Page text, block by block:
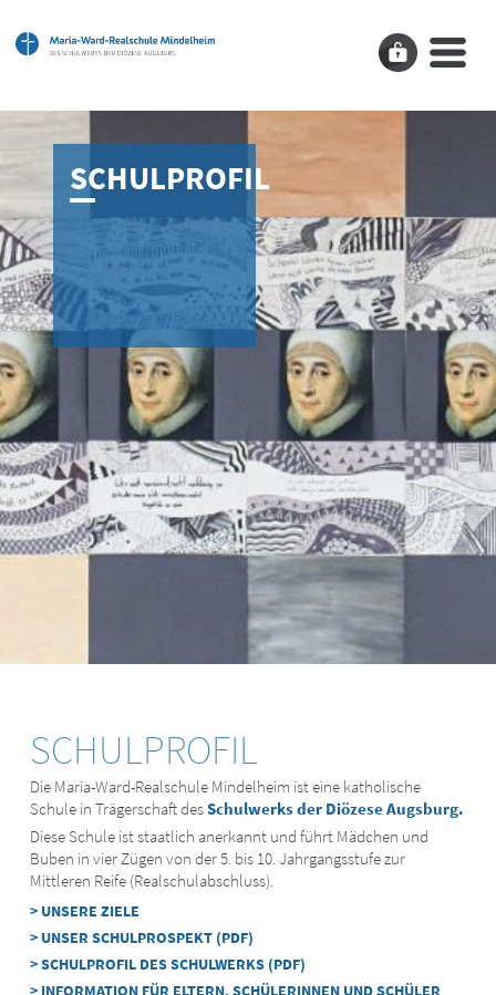
SCHULPROFIL
SCHULPROFIL
Die Maria-Ward-Realschule Mindelheim ist eine katholische
Schule in Trägerschaft desSchulwerks der Diözese Augsburg.
Diese Schule ist staatlich anerkannt und führt Mädchen und
Buben in vier Zügen von der 5. bis 10. Jahrgangsstufe zur
Mittleren Reife (Realschulabschluss).
> UNSERE ZIELE
> UNSER SCHULPROSPEKT (PDF)
> SCHULPROFIL DES SCHULWERKS (PDF)
> INFORMATION FÜR ELTERN, SCHÜLERINNEN UND SCHÜLER